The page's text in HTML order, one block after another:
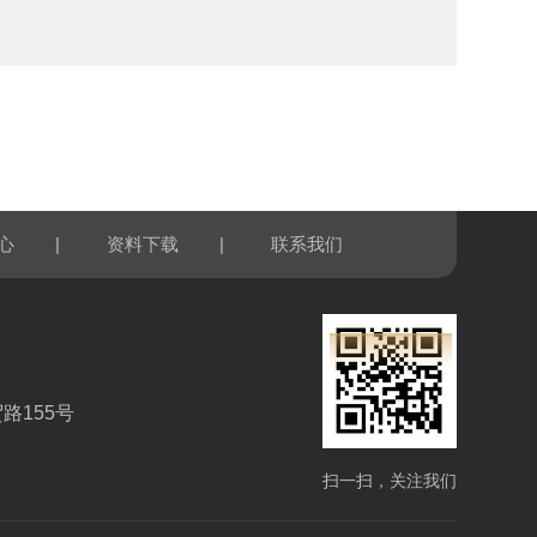
| 资料下载 | 联系我们
155号
扫一扫，关注我们